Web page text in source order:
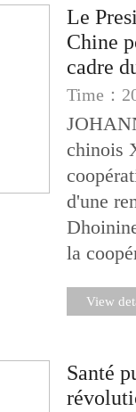
Le
Chine
cadre
Time：
chinois
d'une
la
View
Santé